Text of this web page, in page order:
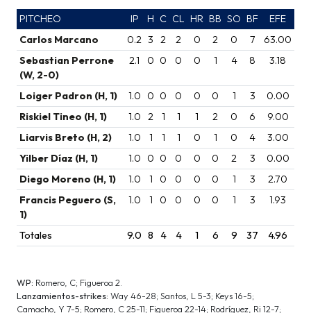
PITCHEO IP H C CL HR BB SO BF
EFE
Carlos Marcano
0.2 3 2 2 0 2 0 7
63.00
Sebastian Perrone
(W, 2-0)
2.1 0 0 0 0 1 4 8 3.18
Loiger Padron (H, 1) 1.0 0 0 0 0 0 1 3
0.00
Riskiel Tineo (H, 1)
1.0 2 1 1 1 2 0 6
9.00
Liarvis Breto (H, 2)
1.0 1 1 1 0 1 0 4
3.00
Yilber Díaz (H, 1)
1.0 0 0 0 0 0 2 3
0.00
Diego Moreno (H, 1)
1.0 1 0 0 0 0 1 3
2.70
Francis Peguero (S,
1)
1.0 1 0 0 0 0 1 3 1.93
Totales 9.0 8 4 4 1 6 9 37 4.96
WP: Romero, C; Figueroa 2.
Lanzamientos-strikes: Way 46-28; Santos, L 5-3; Keys 16-5;
Camacho, Y 7-5; Romero, C 25-11; Figueroa 22-14; Rodríguez, Ri 12-7;